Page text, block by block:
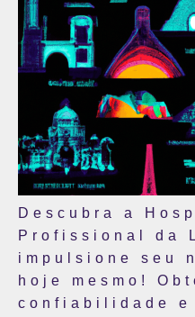
Descubra a
Profissional da
impulsione seu
hoje mesmo!
confiabilidade e